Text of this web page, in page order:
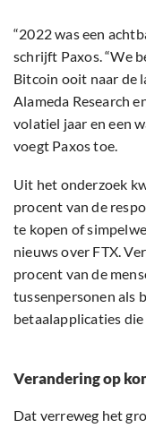
“2022 was een
schrijft Paxos. “We
Bitcoin ooit naar de
Alameda Research
volatiel jaar en een
voegt Paxos toe.
Uit het onderzoek
procent van de
te kopen of
nieuws over FTX.
procent van de
tussenpersonen als
betaalapplicaties
Verandering op
Dat verreweg het